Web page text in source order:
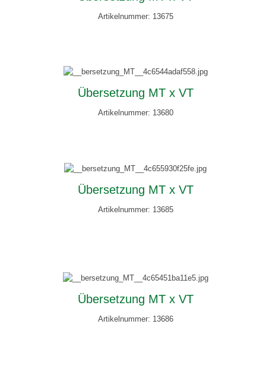
Artikelnummer: 13675
Übersetzung MT x VT
Artikelnummer: 13680
Übersetzung MT x VT
Artikelnummer: 13685
Übersetzung MT x VT
Artikelnummer: 13686